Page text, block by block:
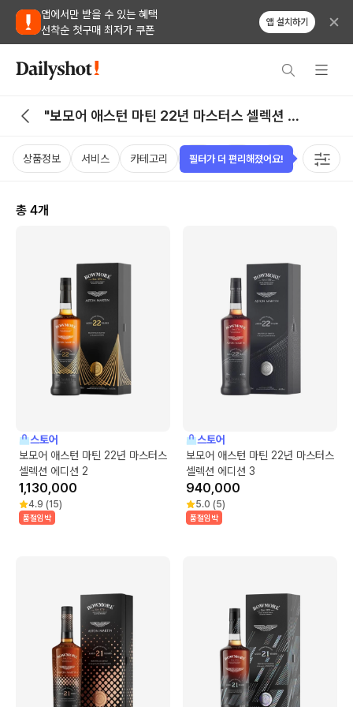
앱에서만 받을 수 있는 혜택
선착순 첫구매 최저가 쿠폰
앱 설치하기
"보모어 애스턴 마틴 22년 마스터스 셀렉션 에
상품정보 서비스 카테고리 가격 국가 용량 태그
총 4개
스토어
보모어 애스턴 마틴 22년 마스터스
셀렉션 에디션 2
1,130,000
4.9 (15)
품절임박
스토어
보모어 애스턴 마틴 22년 마스터스
셀렉션 에디션 3
940,000
5.0 (5)
품절임박
필터가 더 편리해졌어요!